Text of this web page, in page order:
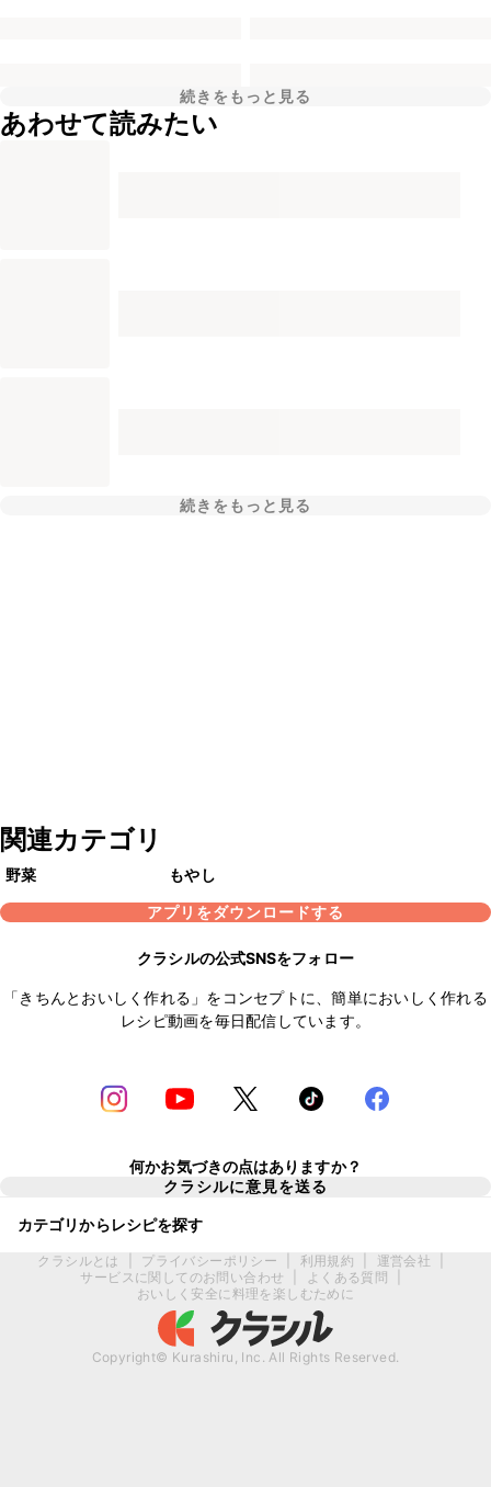
続きをもっと見る
あわせて読みたい
続きをもっと見る
関連カテゴリ
野菜
もやし
アプリをダウンロードする
クラシルの公式SNSをフォロー
「きちんとおいしく作れる」をコンセプトに、簡単においしく作れる
レシピ動画を毎日配信しています。
何かお気づきの点はありますか？
クラシルに意見を送る
カテゴリからレシピを探す
クラシルとは プライバシーポリシー 利用規約 運営会社
サービスに関してのお問い合わせ
よくある質問
おいしく安全に料理を楽しむために
Copyright© Kurashiru, Inc. All Rights Reserved.